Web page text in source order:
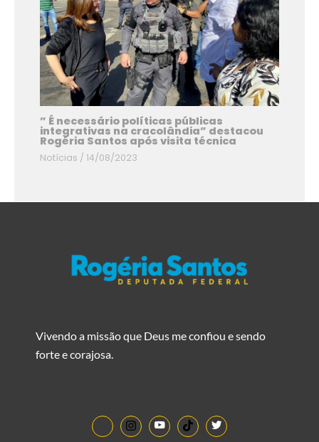
” É necessário políticas públicas
integrativas na cracolândia” destacou
Rogéria Santos após visita técnica
Notícias /14/08/2023
Vivendo a missão que Deus me confiou e sendo
forte e corajosa.